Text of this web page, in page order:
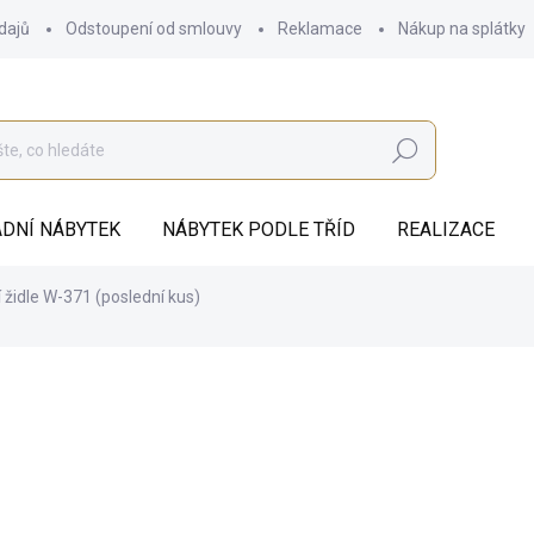
Odstoupení od smlouvy Reklamace Nákup na splátky
Hledat
NÁBYTEK NÁBYTEK PODLE TŘÍD REALIZACE
židle W-371 (poslední kus)